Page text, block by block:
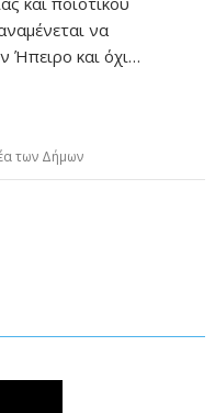
να
Ήπειρο και όχι…
των Δήμων